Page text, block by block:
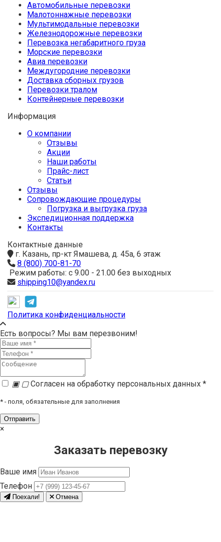
Автомобильные перевозки
Малотоннажные перевозки
Мультимодальные перевозки
Железнодорожные перевозки
Перевозка негабаритного груза
Морские перевозки
Авиа перевозки
Междугородние перевозки
Доставка сборных грузов
Перевозки тралом
Контейнерные перевозки
Информация
О компании
Отзывы
Акции
Наши работы
Прайс-лист
Статьи
Отзывы
Сопровождающие процедуры
Погрузка и выгрузка груза
Экспедиционная поддержка
Контакты
Контактные данные
г. Казань, пр-кт Ямашева, д. 45а, 6 этаж
8 (800) 700-81-70
Режим работы: с 9.00 - 21.00 без выходных
shipping10@yandex.ru
Политика конфиденциальности
Есть вопросы? Мы вам перезвоним!
▣ ▢Согласен на обработку персональных данных *
* - поля, обязательные для заполнения
×
Заказать перевозку
Ваше имя
Телефон
Поехали! Отмена